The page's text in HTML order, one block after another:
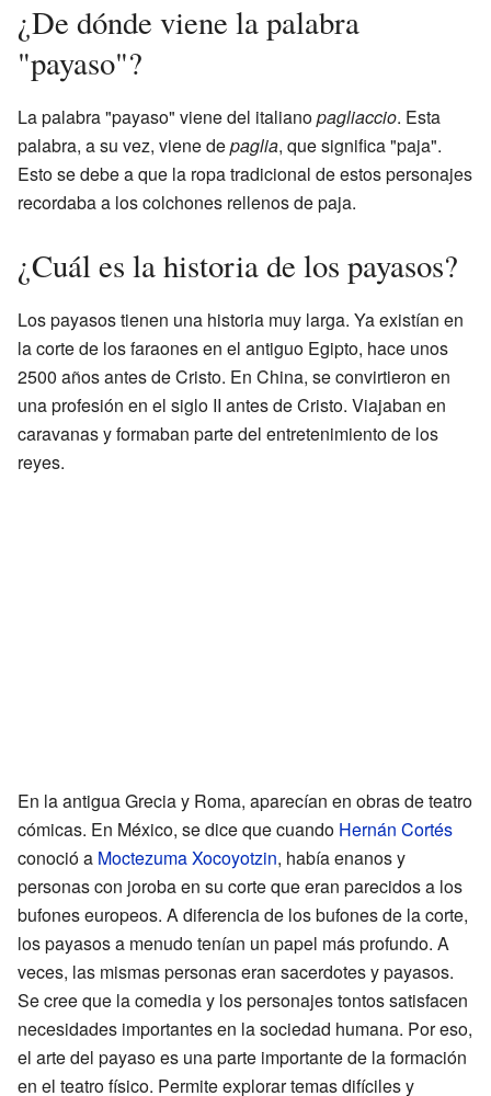
¿De dónde viene la palabra
"payaso"?
La palabra "payaso" viene del italianopagliaccio. Esta
palabra, a su vez, viene depaglia, que significa "paja".
Esto se debe a que la ropa tradicional de estos personajes
recordaba a los colchones rellenos de paja.
¿Cuál es la historia de los payasos?
Los payasos tienen una historia muy larga. Ya existían en
la corte de los faraones en el antiguo Egipto, hace unos
2500 años antes de Cristo. En China, se convirtieron en
una profesión en el siglo II antes de Cristo. Viajaban en
caravanas y formaban parte del entretenimiento de los
reyes.
En la antigua Grecia y Roma, aparecían en obras de teatro
cómicas. En México, se dice que cuando Hernán Cortés
conoció a Moctezuma Xocoyotzin, había enanos y
personas con joroba en su corte que eran parecidos a los
bufones europeos. A diferencia de los bufones de la corte,
los payasos a menudo tenían un papel más profundo. A
veces, las mismas personas eran sacerdotes y payasos.
Se cree que la comedia y los personajes tontos satisfacen
necesidades importantes en la sociedad humana. Por eso,
el arte del payaso es una parte importante de la formación
en el teatro físico. Permite explorar temas difíciles y